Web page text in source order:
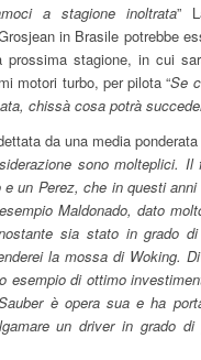
a stagione inoltrata”
in Brasile potrebbe
prossima stagione, in cui
motori turbo, per pilota “Se
chissà cosa potrà
da una media
sono molteplici.
un Perez, che in questi
Maldonado, dato
sia stato in grado
la mossa di Woking.
di ottimo
è opera sua e ha
un driver in grado